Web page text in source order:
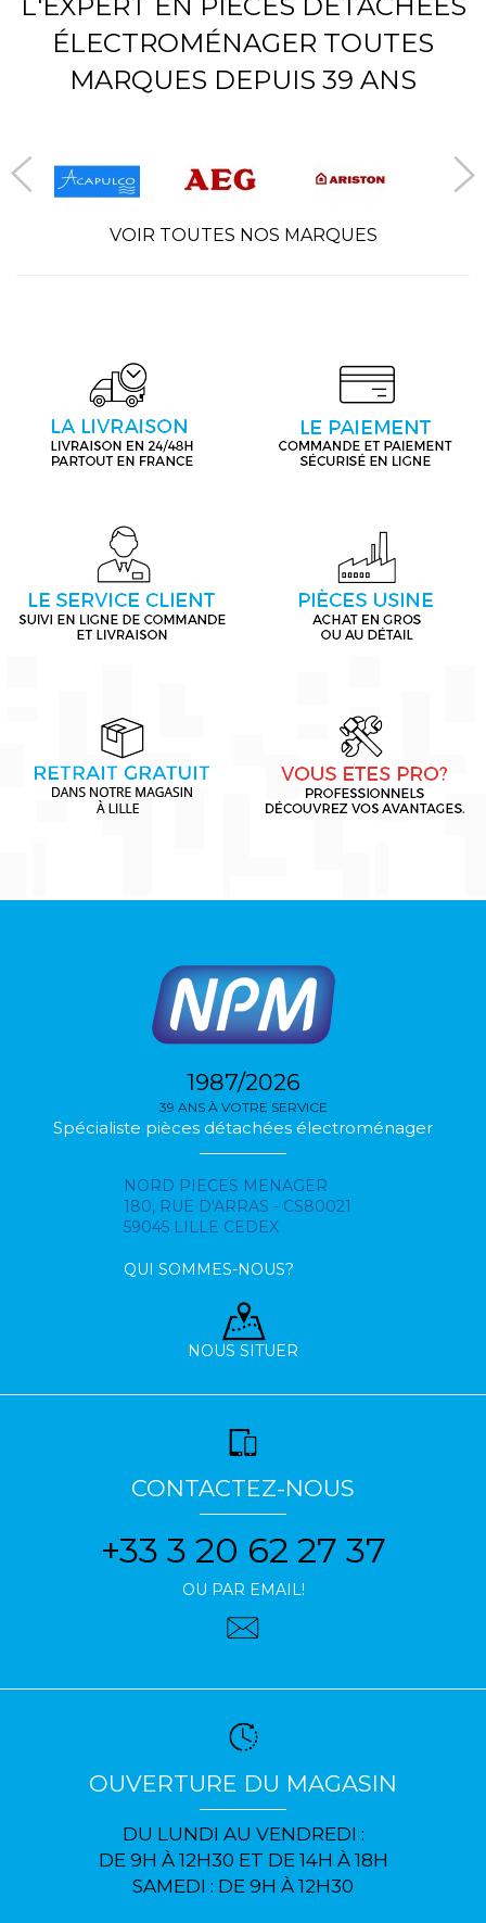
ÉLECTROMÉNAGER TOUTES
MARQUES DEPUIS 39 ANS
VOIR TOUTES NOS MARQUES
1987/2026
39 ANS À VOTRE SERVICE
Spécialiste pièces détachées électroménager
NORD PIECES MENAGER
180, RUE D'ARRAS - CS80021
59045 LILLE CEDEX
QUI SOMMES-NOUS?
NOUS SITUER
CONTACTEZ-NOUS
+33 3 20 62 27 37
OU PAR EMAIL!
OUVERTURE DU MAGASIN
DU LUNDI AU VENDREDI :
DE 9H À 12H30 ET DE 14H À 18H
SAMEDI : DE 9H À 12H30